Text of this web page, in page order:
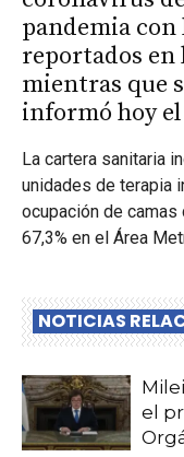
pandemia con
reportados en
mientras que
informó hoy
La cartera sanitaria
unidades de terapia
ocupación de
67,3% en el Área
NOTICIAS
el